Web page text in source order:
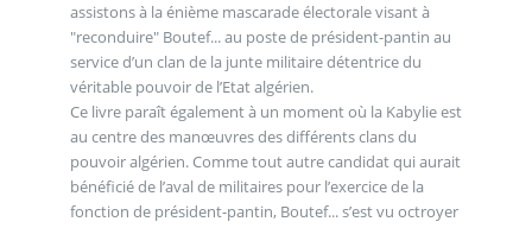
assistons à la énième mascarade électorale visant à
"reconduire" Boutef... au poste de président-pantin au
service d’un clan de la junte militaire détentrice du
véritable pouvoir de l’Etat algérien.
Ce livre paraît également à un moment où la Kabylie est
au centre des manœuvres des différents clans du
pouvoir algérien. Comme tout autre candidat qui aurait
bénéficié de l’aval de militaires pour l’exercice de la
fonction de président-pantin, Boutef... s’est vu octroyer